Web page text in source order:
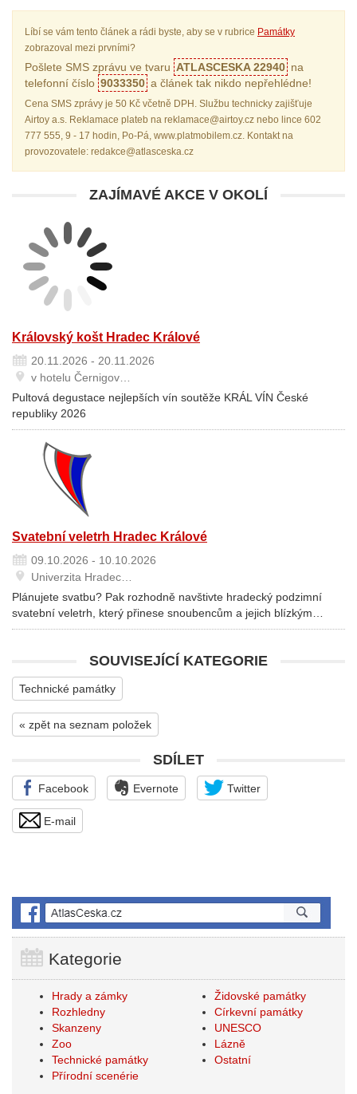
Líbí se vám tento článek a rádi byste, aby se v rubrice Památky
zobrazoval mezi prvními?
Pošlete SMS zprávu ve tvaru ATLASCESKA 22940 na
telefonní číslo 9033350 a článek tak nikdo nepřehlédne!
Cena SMS zprávy je 50 Kč včetně DPH. Službu technicky zajišťuje
Airtoy a.s. Reklamace plateb na reklamace@airtoy.cz nebo lince 602
777 555, 9 - 17 hodin, Po-Pá, www.platmobilem.cz. Kontakt na
provozovatele: redakce@atlasceska.cz
ZAJÍMAVÉ AKCE V OKOLÍ
Královský košt Hradec Králové
20.11.2026 - 20.11.2026
v hotelu Černigov…
Pultová degustace nejlepších vín soutěže KRÁL VÍN České
republiky 2026
Svatební veletrh Hradec Králové
09.10.2026 - 10.10.2026
Univerzita Hradec…
Plánujete svatbu? Pak rozhodně navštivte hradecký podzimní
svatební veletrh, který přinese snoubencům a jejich blízkým…
SOUVISEJÍCÍ KATEGORIE
Technické památky
« zpět na seznam položek
SDÍLET
Facebook Evernote Twitter
E-mail
Kategorie
Hrady a zámky
Rozhledny
Skanzeny
Zoo
Technické památky
Přírodní scenérie
Židovské památky
Církevní památky
UNESCO
Lázně
Ostatní